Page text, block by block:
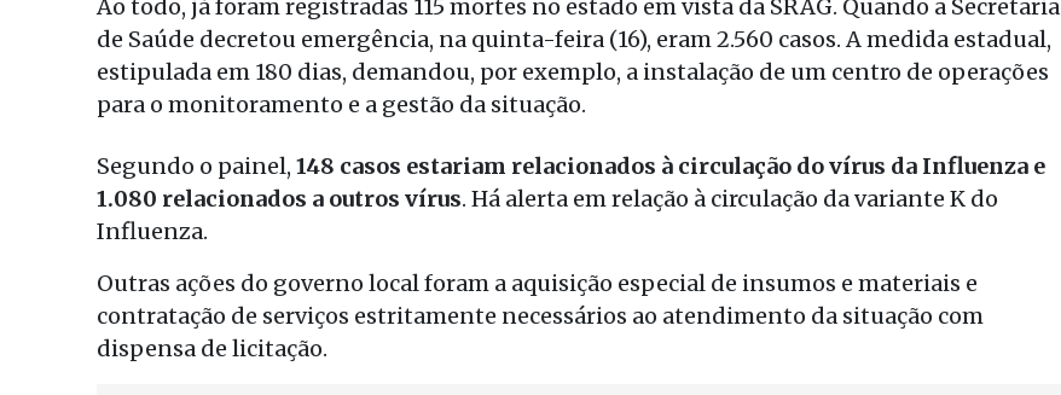
Ao todo, já foram registradas 115 mortes no estado em vista da SRAG. Quando a Secretaria
de Saúde decretou emergência, na quinta-feira (16), eram 2.560 casos. A medida estadual,
estipulada em 180 dias, demandou, por exemplo, a instalação de um centro de operações
para o monitoramento e a gestão da situação.
Segundo o painel, 148 casos estariam relacionados à circulação do vírus da Influenza e
1.080 relacionados a outros vírus. Há alerta em relação à circulação da variante K do
Influenza.
Outras ações do governo local foram a aquisição especial de insumos e materiais e
contratação de serviços estritamente necessários ao atendimento da situação com
dispensa de licitação.